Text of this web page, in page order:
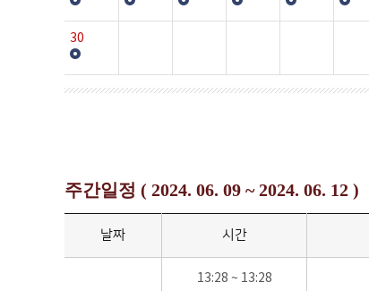
30
주간일정 ( 2024. 06. 09 ~ 2024. 06. 12 )
날짜 시간
13:28 ~ 13:28